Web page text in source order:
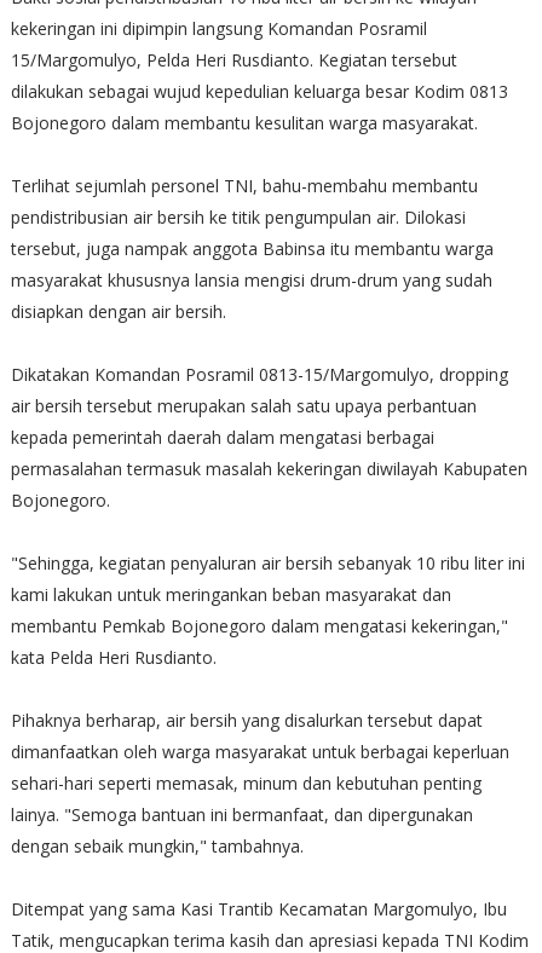
kekeringan ini dipimpin langsung Komandan Posramil
15/Margomulyo, Pelda Heri Rusdianto. Kegiatan tersebut
dilakukan sebagai wujud kepedulian keluarga besar Kodim 0813
Bojonegoro dalam membantu kesulitan warga masyarakat.
Terlihat sejumlah personel TNI, bahu-membahu membantu
pendistribusian air bersih ke titik pengumpulan air. Dilokasi
tersebut, juga nampak anggota Babinsa itu membantu warga
masyarakat khususnya lansia mengisi drum-drum yang sudah
disiapkan dengan air bersih.
Dikatakan Komandan Posramil 0813-15/Margomulyo, dropping
air bersih tersebut merupakan salah satu upaya perbantuan
kepada pemerintah daerah dalam mengatasi berbagai
permasalahan termasuk masalah kekeringan diwilayah Kabupaten
Bojonegoro.
"Sehingga, kegiatan penyaluran air bersih sebanyak 10 ribu liter ini
kami lakukan untuk meringankan beban masyarakat dan
membantu Pemkab Bojonegoro dalam mengatasi kekeringan,"
kata Pelda Heri Rusdianto.
Pihaknya berharap, air bersih yang disalurkan tersebut dapat
dimanfaatkan oleh warga masyarakat untuk berbagai keperluan
sehari-hari seperti memasak, minum dan kebutuhan penting
lainya. "Semoga bantuan ini bermanfaat, dan dipergunakan
dengan sebaik mungkin," tambahnya.
Ditempat yang sama Kasi Trantib Kecamatan Margomulyo, Ibu
Tatik, mengucapkan terima kasih dan apresiasi kepada TNI Kodim